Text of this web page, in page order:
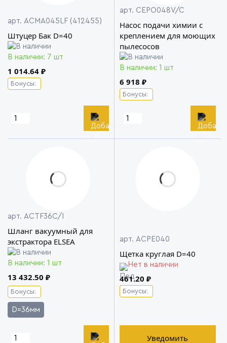
арт. ACMA045LF (412455)
Штуцер Бак D=40
В наличии: 7 шт
1 014.64 ₽
Бонусы:
арт. CEPO048V/C
Насос подачи химии с
креплением для моющих
пылесосов
В наличии: 1 шт
6 918 ₽
Бонусы:
арт. ACTF36C/I
Шланг вакуумный для
экстрактора ELSEA
В наличии: 1 шт
13 432.50 ₽
Бонусы:
D=36мм
арт. ACPE040
Щетка круглая D=40
Нет в наличии
461.20 ₽
Бонусы:
Уведомить